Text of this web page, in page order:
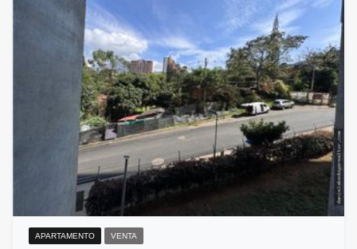
APARTAMENTO VENTA